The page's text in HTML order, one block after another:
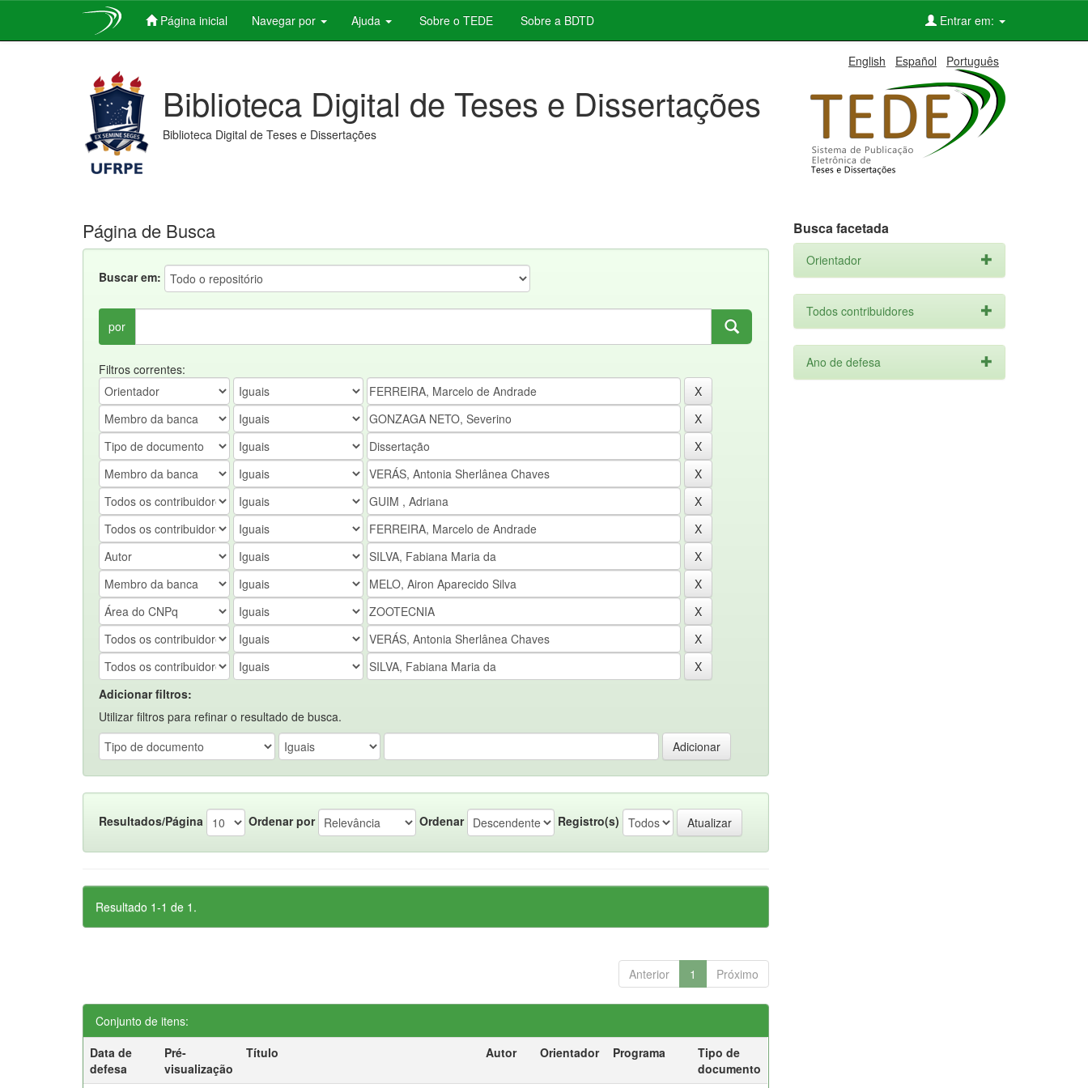
Página inicial Navegar por Ajuda Sobre o TEDE Sobre a BDTD Entrar em:
English Español Português
Biblioteca Digital de Teses e Dissertações
Biblioteca Digital de Teses e Dissertações
Página de Busca
Buscar em:
por
Filtros correntes:
Adicionar filtros:
Utilizar filtros para refinar o resultado de busca.
Resultados/Página Ordenar por Ordenar Registro(s)
Resultado 1-1 de 1.
Anterior 1 Próximo
Conjunto de itens:
Data de
defesa
Pré-
visualização
Título Autor Orientador Programa
Tipo de
documento
Busca facetada
Orientador
Todos contribuidores
Ano de defesa